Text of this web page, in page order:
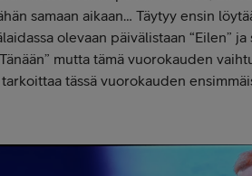
samaan aikaan… Täytyy ensin
olevaan päivälistaan “Eilen” ja
mutta tämä vuorokauden
tässä vuorokauden